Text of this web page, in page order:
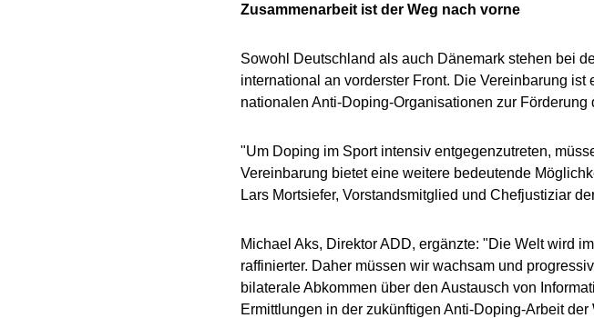
Zusammenarbeit ist der Weg nach vorne
Sowohl Deutschland als auch Dänemark stehen bei
international an vorderster Front. Die Vereinbarung
nationalen Anti-Doping-Organisationen zur Förderung
"Um Doping im Sport intensiv entgegenzutreten,
Vereinbarung bietet eine weitere bedeutende
Lars Mortsiefer, Vorstandsmitglied und Chefjustiziar
Michael Aks, Direktor ADD, ergänzte: "Die Welt wird
raffinierter. Daher müssen wir wachsam und
bilaterale Abkommen über den Austausch von
Ermittlungen in der zukünftigen Anti-Doping-Arbeit der